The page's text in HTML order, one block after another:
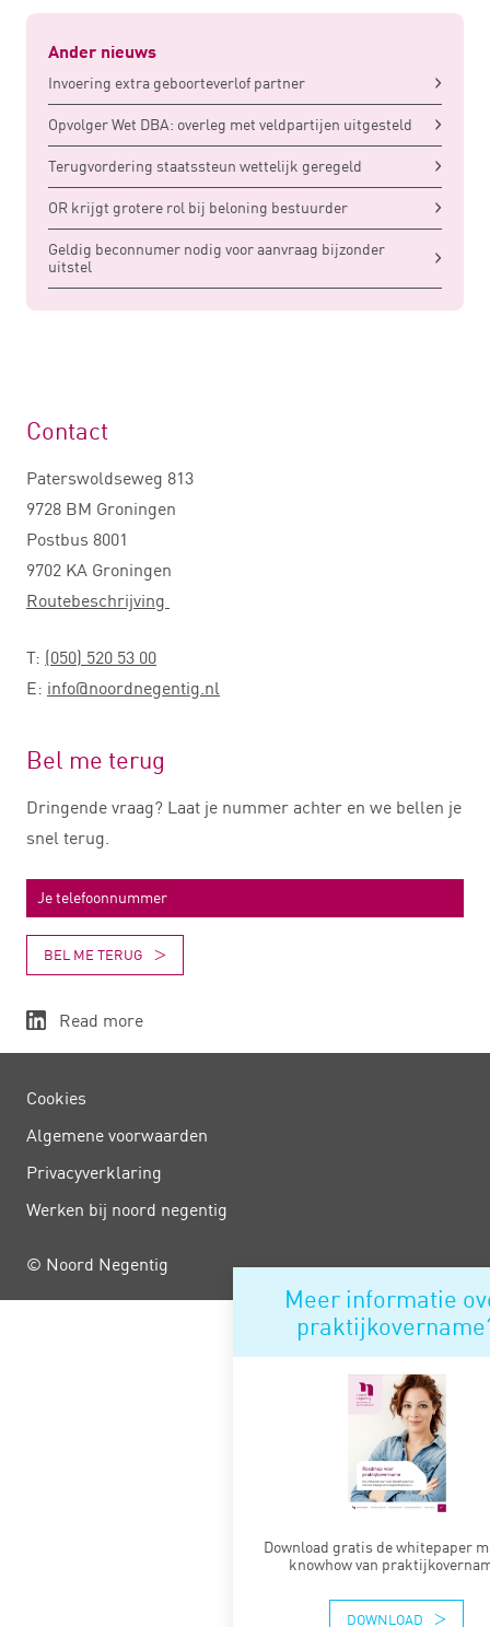
Ander nieuws
Invoering extra geboorteverlof partner
Opvolger Wet DBA: overleg met veldpartijen uitgesteld
Terugvordering staatssteun wettelijk geregeld
OR krijgt grotere rol bij beloning bestuurder
Geldig beconnumer nodig voor aanvraag bijzonder
uitstel
Meer informatie
Download gratis de whitepaper
knowhow van
DOWNLOAD
Contact
Paterswoldseweg 813
9728 BM Groningen
Postbus 8001
9702 KA Groningen
Routebeschrijving
T: (050) 520 53 00
E: info@noordnegentig.nl
Bel me terug
Dringende vraag? Laat je nummer achter en we bellen je
snel terug.
BEL ME TERUG
Read more
Cookies
Algemene voorwaarden
Privacy­verklaring
Werken bij noord negentig
© Noord Negentig